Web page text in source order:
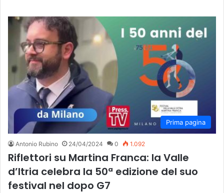
Prima pagina
Antonio Rubino 24/04/2024 0 1.092
Riflettori su Martina Franca: la Valle
d’Itria celebra la 50ª edizione del suo
festival nel dopo G7